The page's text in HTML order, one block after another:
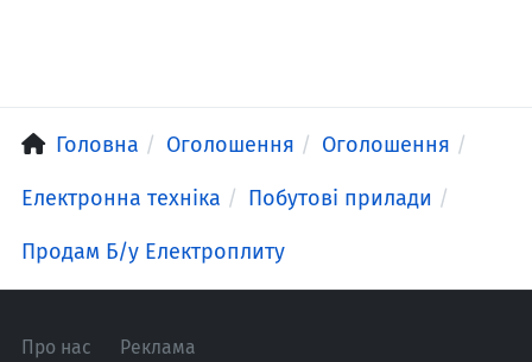
Головна Оголошення Оголошення
Електронна техніка Побутові прилади
Продам Б/у Електроплиту
Про нас Реклама